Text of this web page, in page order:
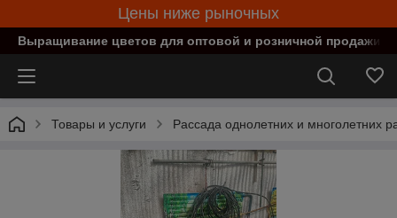
Цены ниже рыночных
Выращивание цветов для оптовой и розничной продажи
Товары и услуги Рассада однолетних и многолетних